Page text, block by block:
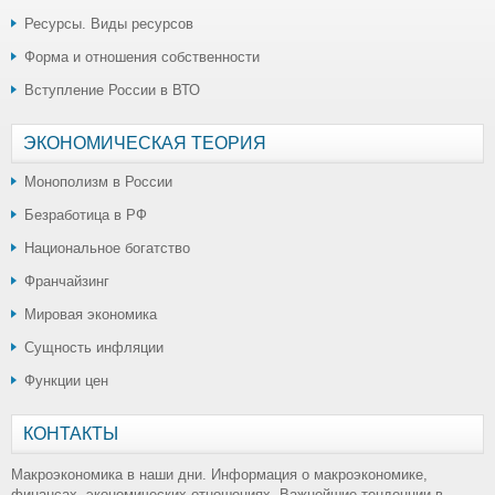
Ресурсы. Виды ресурсов
Форма и отношения собственности
Вступление России в ВТО
ЭКОНОМИЧЕСКАЯ ТЕОРИЯ
Монополизм в России
Безработица в РФ
Национальное богатство
Франчайзинг
Мировая экономика
Сущность инфляции
Функции цен
КОНТАКТЫ
Макроэкономика в наши дни. Информация о макроэкономике,